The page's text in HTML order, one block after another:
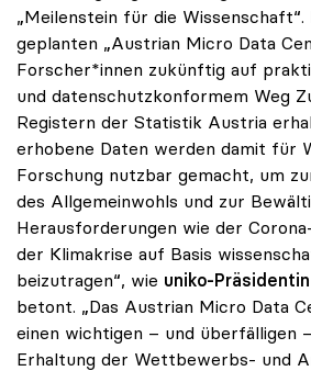
„Meilenstein für die
geplanten „Austrian Micro Data
Forscher*innen zukünftig auf
und datenschutzkonformem Weg
Registern der Statistik Austria
erhobene Daten werden damit für
Forschung nutzbar gemacht, um
des Allgemeinwohls und zur
Herausforderungen wie der
der Klimakrise auf Basis
beizutragen“, wie uniko-
betont. „Das Austrian Micro Data
einen wichtigen – und überfälligen
Erhaltung der Wettbewerbs- und